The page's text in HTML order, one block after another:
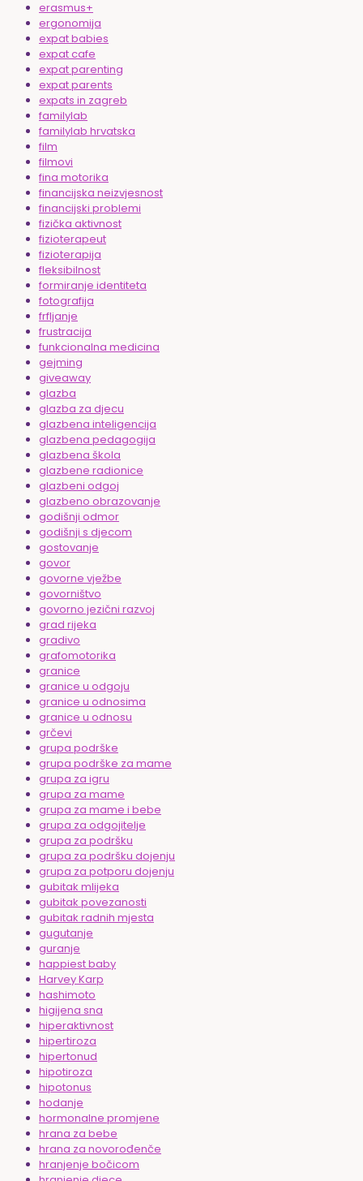
erasmus+
ergonomija
expat babies
expat cafe
expat parenting
expat parents
expats in zagreb
familylab
familylab hrvatska
film
filmovi
fina motorika
financijska neizvjesnost
financijski problemi
fizička aktivnost
fizioterapeut
fizioterapija
fleksibilnost
formiranje identiteta
fotografija
frfljanje
frustracija
funkcionalna medicina
gejming
giveaway
glazba
glazba za djecu
glazbena inteligencija
glazbena pedagogija
glazbena škola
glazbene radionice
glazbeni odgoj
glazbeno obrazovanje
godišnji odmor
godišnji s djecom
gostovanje
govor
govorne vježbe
govorništvo
govorno jezični razvoj
grad rijeka
gradivo
grafomotorika
granice
granice u odgoju
granice u odnosima
granice u odnosu
grčevi
grupa podrške
grupa podrške za mame
grupa za igru
grupa za mame
grupa za mame i bebe
grupa za odgojitelje
grupa za podršku
grupa za podršku dojenju
grupa za potporu dojenju
gubitak mlijeka
gubitak povezanosti
gubitak radnih mjesta
gugutanje
guranje
happiest baby
Harvey Karp
hashimoto
higijena sna
hiperaktivnost
hipertiroza
hipertonud
hipotiroza
hipotonus
hodanje
hormonalne promjene
hrana za bebe
hrana za novorođenče
hranjenje bočicom